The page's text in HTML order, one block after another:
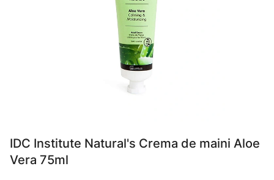
IDC Institute Natural's Crema de maini Aloe
Vera 75ml